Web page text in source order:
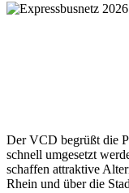
Der VCD begrüßt die
schnell umgesetzt
schaffen attraktive
Rhein und über die